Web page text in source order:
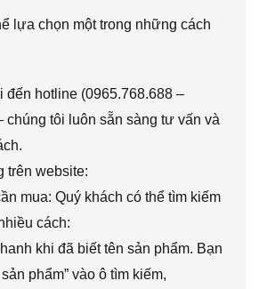
lựa chọn một trong những cách
đến hotline (0965.768.688 –
chúng tôi luôn sẵn sàng tư vấn và
trên website:
mua: Quý khách có thể tìm kiếm
cách:
khi đã biết tên sản phẩm. Bạn
phẩm” vào ô tìm kiếm,